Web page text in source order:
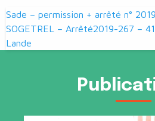
Navigation
de
l’article
Sade – permission + arrêté n°
SOGETREL – Arrêté2019-267 –
Lande